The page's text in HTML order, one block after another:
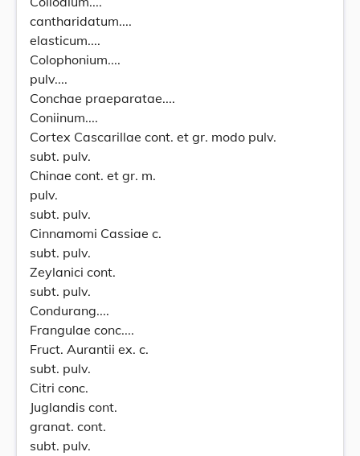
cantharidatum....
elasticum....
Colophonium....
pulv....
Conchae praeparatae....
Coniinum....
Cortex Cascarillae cont. et gr. modo pulv.
subt. pulv.
Chinae cont. et gr. m.
pulv.
subt. pulv.
Cinnamomi Cassiae c.
subt. pulv.
Zeylanici cont.
subt. pulv.
Condurang....
Frangulae conc....
Fruct. Aurantii ex. c.
subt. pulv.
Citri conc.
Juglandis cont.
granat. cont.
subt. pulv.